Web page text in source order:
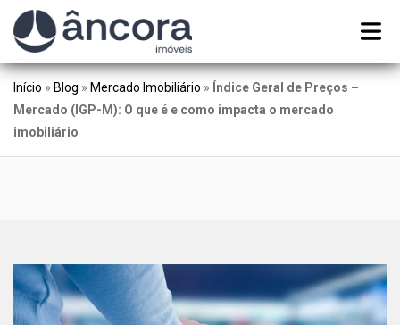
Início » Blog » Mercado Imobiliário » Índice Geral de Preços –
Mercado (IGP-M): O que é e como impacta o mercado
imobiliário